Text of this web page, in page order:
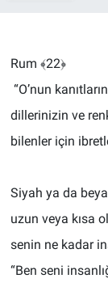
Rum ﴾22﴿
“O’nun
dillerinizin ve
bilenler için
Siyah ya da
uzun veya kısa
senin ne kadar
“Ben seni